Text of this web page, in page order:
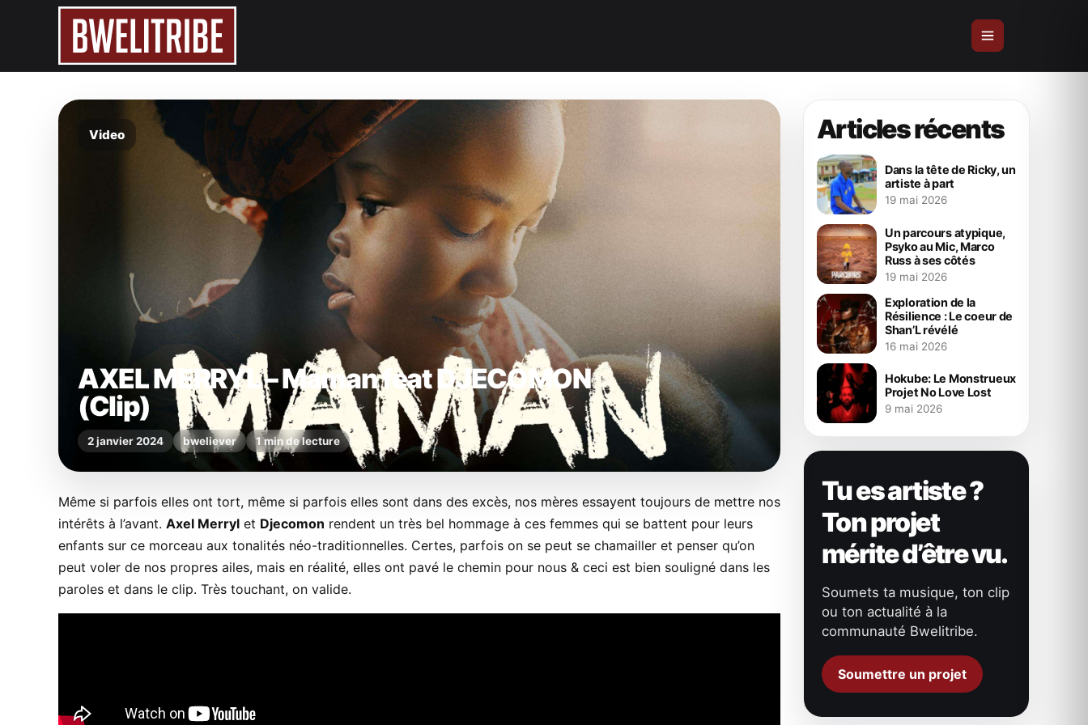
Video
AXEL MERRYL – Maman feat DJECOMON
(Clip)
2 janvier 2024 bweliever 1 min de lecture
Même si parfois elles ont tort, même si parfois elles sont dans des excès, nos mères essayent toujours de mettre nos
intérêts à l’avant. Axel Merryl et Djecomon rendent un très bel hommage à ces femmes qui se battent pour leurs
enfants sur ce morceau aux tonalités néo-traditionnelles. Certes, parfois on se peut se chamailler et penser qu’on
peut voler de nos propres ailes, mais en réalité, elles ont pavé le chemin pour nous & ceci est bien souligné dans les
paroles et dans le clip. Très touchant, on valide.
Articles récents
Dans la tête de Ricky, un
artiste à part
19 mai 2026
Un parcours atypique,
Psyko au Mic, Marco
Russ à ses côtés
19 mai 2026
Exploration de la
Résilience : Le coeur de
Shan’L révélé
16 mai 2026
Hokube: Le Monstrueux
Projet No Love Lost
9 mai 2026
Tu es artiste ?
Ton projet
mérite d’être vu.
Soumets ta musique, ton clip
ou ton actualité à la
communauté Bwelitribe.
Soumettre un projet